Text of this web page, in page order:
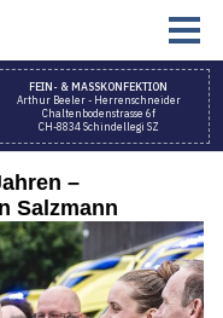
–
Salzmann